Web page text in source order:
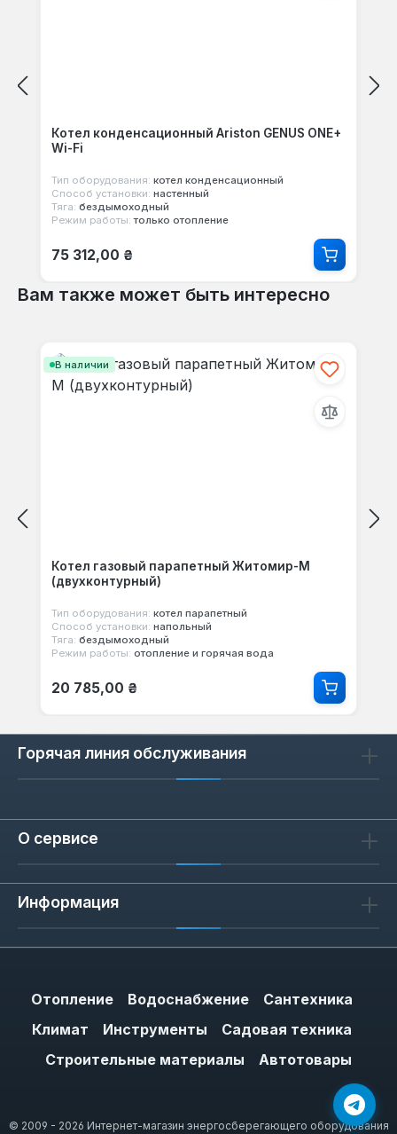
Котел конденсационный Ariston GENUS ONE+
Wi-Fi
Тип оборудования: котел конденсационный
Способ установки: настенный
Тяга: бездымоходный
Режим работы: только отопление
Обычная цена:
75 312,00 ₴
Вам также может быть интересно
В наличии
Котел газовый парапетный Житомир-М
(двухконтурный)
Тип оборудования: котел парапетный
Способ установки: напольный
Тяга: бездымоходный
Режим работы: отопление и горячая вода
Обычная цена:
20 785,00 ₴
Горячая линия обслуживания
О сервисе
Информация
Отопление Водоснабжение
Сантехника
Климат
Инструменты
Садовая техника
Строительные материалы
Автотовары
© 2009 - 2026 Интернет-магазин энергосберегающего оборудования